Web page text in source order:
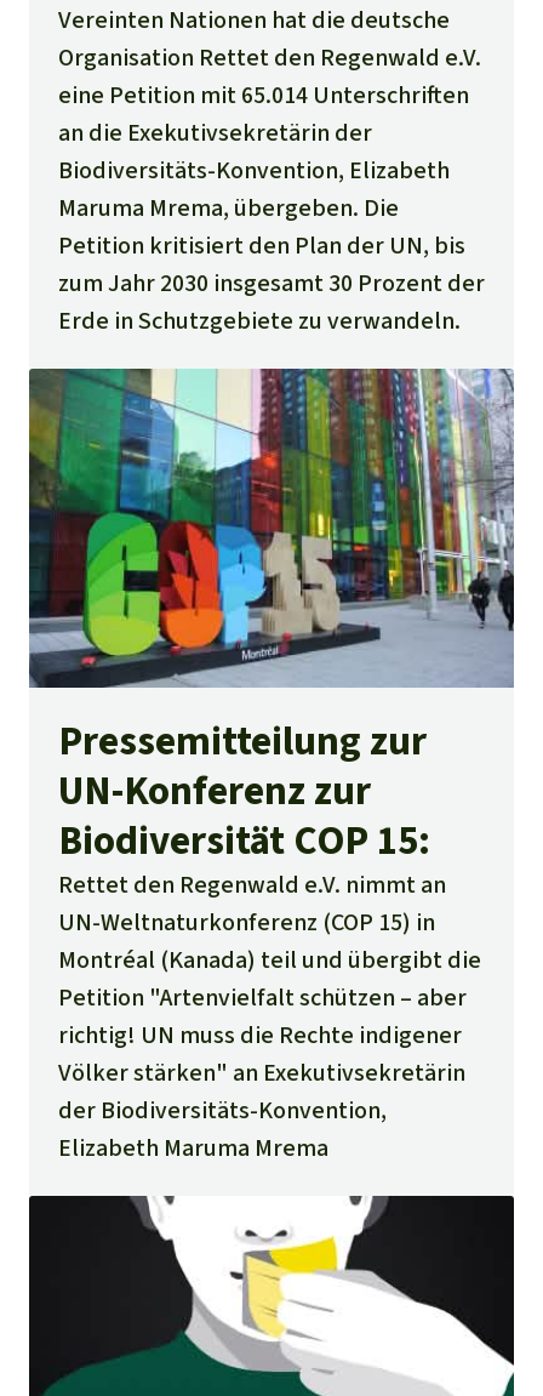
Vereinten Nationen hat die deutsche
Organisation Rettet den Regenwald e.V.
eine Petition mit 65.014 Unterschriften
an die Exekutivsekretärin der
Biodiversitäts-Konvention, Elizabeth
Maruma Mrema, übergeben. Die
Petition kritisiert den Plan der UN, bis
zum Jahr 2030 insgesamt 30 Prozent der
Erde in Schutzgebiete zu verwandeln.
Pressemitteilung zur
UN-Konferenz zur
Biodiversität COP 15:
Rettet den Regenwald e.V. nimmt an
UN-Weltnaturkonferenz (COP 15) in
Montréal (Kanada) teil und übergibt die
Petition "Artenvielfalt schützen – aber
richtig! UN muss die Rechte indigener
Völker stärken" an Exekutivsekretärin
der Biodiversitäts-Konvention,
Elizabeth Maruma Mrema